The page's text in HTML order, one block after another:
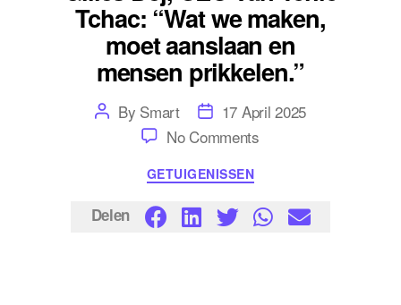
Tchac: “Wat we maken,
moet aanslaan en
mensen prikkelen.”
Post
author
By Smart Post
date
17 April 2025
No Commentson
Tchic
Tchac:
Categories
GETUIGENISSEN
Delen